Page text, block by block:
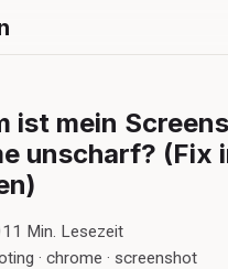
ist mein
unscharf? (Fix
1 Min. Lesezeit
· chrome · screenshot